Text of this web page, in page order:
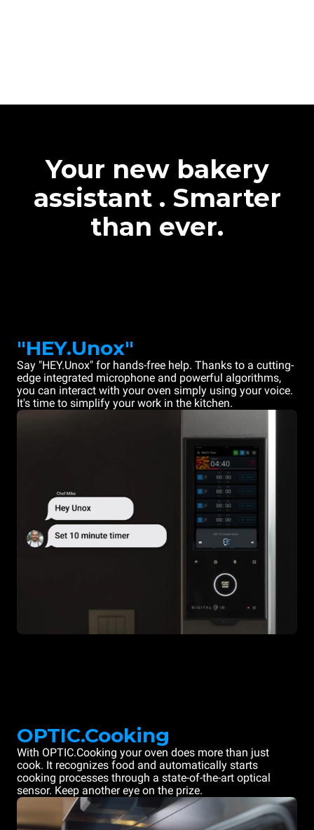
Your new bakery
assistant . Smarter
than ever.
"HEY.Unox"
Say "HEY.Unox" for hands-free help. Thanks to a cutting-
edge integrated microphone and powerful algorithms,
you can interact with your oven simply using your voice.
It's time to simplify your work in the kitchen.
OPTIC.Cooking
With OPTIC.Cooking your oven does more than just
cook. It recognizes food and automatically starts
cooking processes through a state-of-the-art optical
sensor. Keep another eye on the prize.